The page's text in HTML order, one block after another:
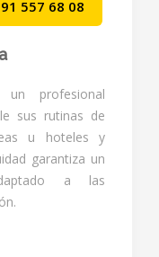
91 557 68 08
profesional
sus rutinas de
u hoteles y
garantiza un
a las